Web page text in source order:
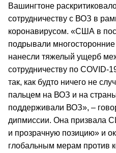
Вашингтоне
сотрудничеству с ВОЗ в
коронавирусом. «США в
подрывали
нанесли тяжелый ущерб
сотрудничеству по
так, как будто ничего не
пальцем на ВОЗ и на
поддерживали ВОЗ», –
дипмиссии. Она призвала
и прозрачную позицию» и
глобальным мерам против